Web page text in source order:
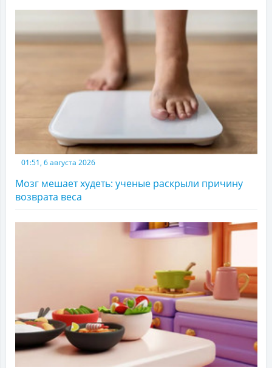
01:51, 6 августа 2026
Мозг мешает худеть: ученые раскрыли причину
возврата веса